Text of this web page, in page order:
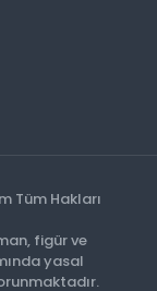
Tüm Hakları
figür ve
yasal